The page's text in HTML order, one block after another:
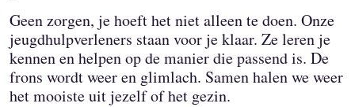
Geen zorgen, je hoeft het niet alleen te doen. Onze
jeugdhulpverleners staan voor je klaar. Ze leren je
kennen en helpen op de manier die passend is. De
frons wordt weer en glimlach. Samen halen we weer
het mooiste uit jezelf of het gezin.